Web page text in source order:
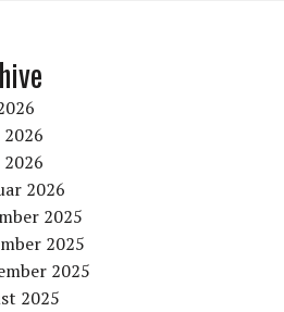
2026
2025
2025
2025
2025